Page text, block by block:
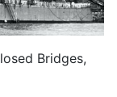
Bridges,